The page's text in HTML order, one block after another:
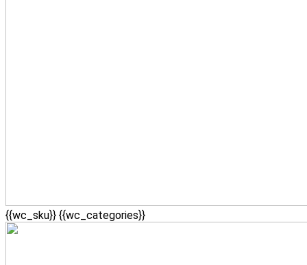
{{wc_sku}} {{wc_categories}}